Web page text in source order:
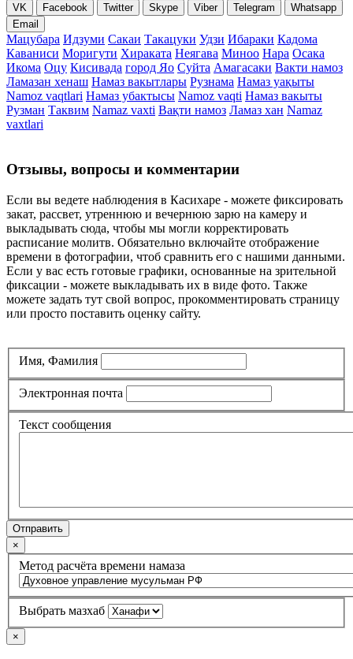
VK Facebook Twitter Skype Viber Telegram
Whatsapp
Email
Мацубара Идзуми Сакаи Такацуки Удзи Ибараки Кадома
Каваниси Моригути Хираката Неягава Миноо Нара Осака
Икома Оцу Кисивада город Яо Суйта Амагасаки Вакти намоз
Ламазан хенаш Намаз вакытлары Рузнама Намаз уақыты
Namoz vaqtlari Намаз убактысы Namoz vaqti Намаз вакыты
Рузман Таквим Namaz vaxti Вақти намоз Ламаз хан Namaz
vaxtlari
Отзывы, вопросы и комментарии
Если вы ведете наблюдения в Касихаре - можете фиксировать
закат, рассвет, утреннюю и вечернюю зарю на камеру и
выкладывать сюда, чтобы мы могли корректировать
расписание молитв. Обязательно включайте отображение
времени в фотографии, чтоб сравнить его с нашими данными.
Если у вас есть готовые графики, основанные на зрительной
фиксации - можете выкладывать их в виде фото. Также
можете задать тут свой вопрос, прокомментировать страницу
или просто поставить оценку сайту.
Имя, Фамилия
Электронная почта
Текст сообщения
Отправить
×
Метод расчёта времени намаза
Выбрать мазхаб
×